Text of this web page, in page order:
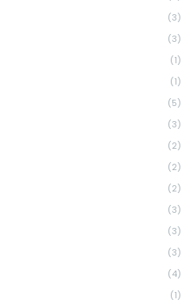
(3)
(3)
(1)
(1)
(5)
(3)
(2)
(2)
(2)
(3)
(3)
(3)
(4)
(1)